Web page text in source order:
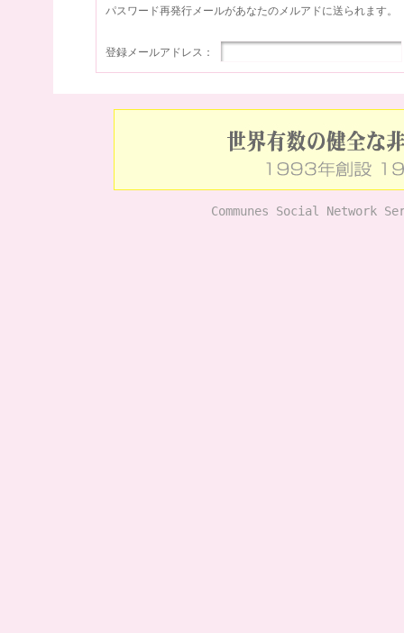
パスワード再発行メールがあなたのメルアドに送られます。
登録メールアドレス：
Communes Social Network